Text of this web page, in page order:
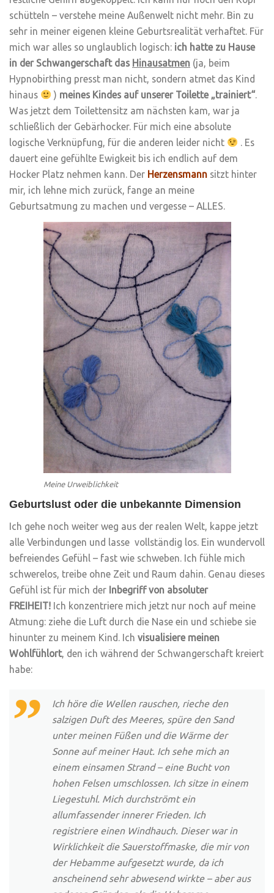
schütteln – verstehe meine Außenwelt nicht mehr. Bin zu
sehr in meiner eigenen kleine Geburtsrealität verhaftet. Für
mich war alles so unglaublich logisch: ich hatte zu Hause
in der Schwangerschaft das Hinausatmen (ja, beim
Hypnobirthing presst man nicht, sondern atmet das Kind
hinaus
) meines Kindes auf unserer Toilette „trainiert“.
Was jetzt dem Toilettensitz am nächsten kam, war ja
schließlich der Gebärhocker. Für mich eine absolute
logische Verknüpfung, für die anderen leider nicht
. Es
dauert eine gefühlte Ewigkeit bis ich endlich auf dem
Hocker Platz nehmen kann. Der Herzensmann sitzt hinter
mir, ich lehne mich zurück, fange an meine
Geburtsatmung zu machen und vergesse – ALLES.
Meine Urweiblichkeit
Geburtslust oder die unbekannte Dimension
Ich gehe noch weiter weg aus der realen Welt, kappe jetzt
alle Verbindungen und lasse vollständig los. Ein wundervoll
befreiendes Gefühl – fast wie schweben. Ich fühle mich
schwerelos, treibe ohne Zeit und Raum dahin. Genau dieses
Gefühl ist für mich der Inbegriff von absoluter
FREIHEIT! Ich konzentriere mich jetzt nur noch auf meine
Atmung: ziehe die Luft durch die Nase ein und schiebe sie
hinunter zu meinem Kind. Ich visualisiere meinen
Wohlfühlort, den ich während der Schwangerschaft kreiert
habe:
Ich höre die Wellen rauschen, rieche den
salzigen Duft des Meeres, spüre den Sand
unter meinen Füßen und die Wärme der
Sonne auf meiner Haut. Ich sehe mich an
einem einsamen Strand – eine Bucht von
hohen Felsen umschlossen. Ich sitze in einem
Liegestuhl. Mich durchströmt ein
allumfassender innerer Frieden. Ich
registriere einen Windhauch. Dieser war in
Wirklichkeit die Sauerstoffmaske, die mir von
der Hebamme aufgesetzt wurde, da ich
anscheinend sehr abwesend wirkte – aber aus